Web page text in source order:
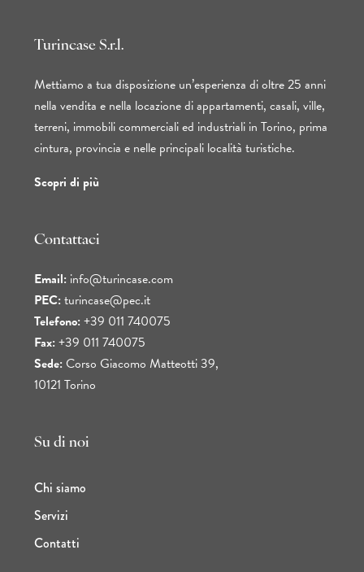
Turincase S.r.l.
Mettiamo a tua disposizione un’esperienza di oltre 25 anni
nella vendita e nella locazione di appartamenti, casali, ville,
terreni, immobili commerciali ed industriali in Torino, prima
cintura, provincia e nelle principali località turistiche.
Scopri di più
Contattaci
Email: info@turincase.com
PEC: turincase@pec.it
Telefono: +39 011 740075
Fax: +39 011 740075
Sede: Corso Giacomo Matteotti 39,
10121 Torino
Su di noi
Chi siamo
Servizi
Contatti